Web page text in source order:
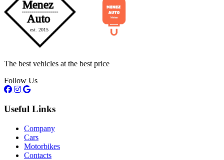
The best vehicles at the best price
Follow Us
Useful Links
Company
Cars
Motorbikes
Contacts